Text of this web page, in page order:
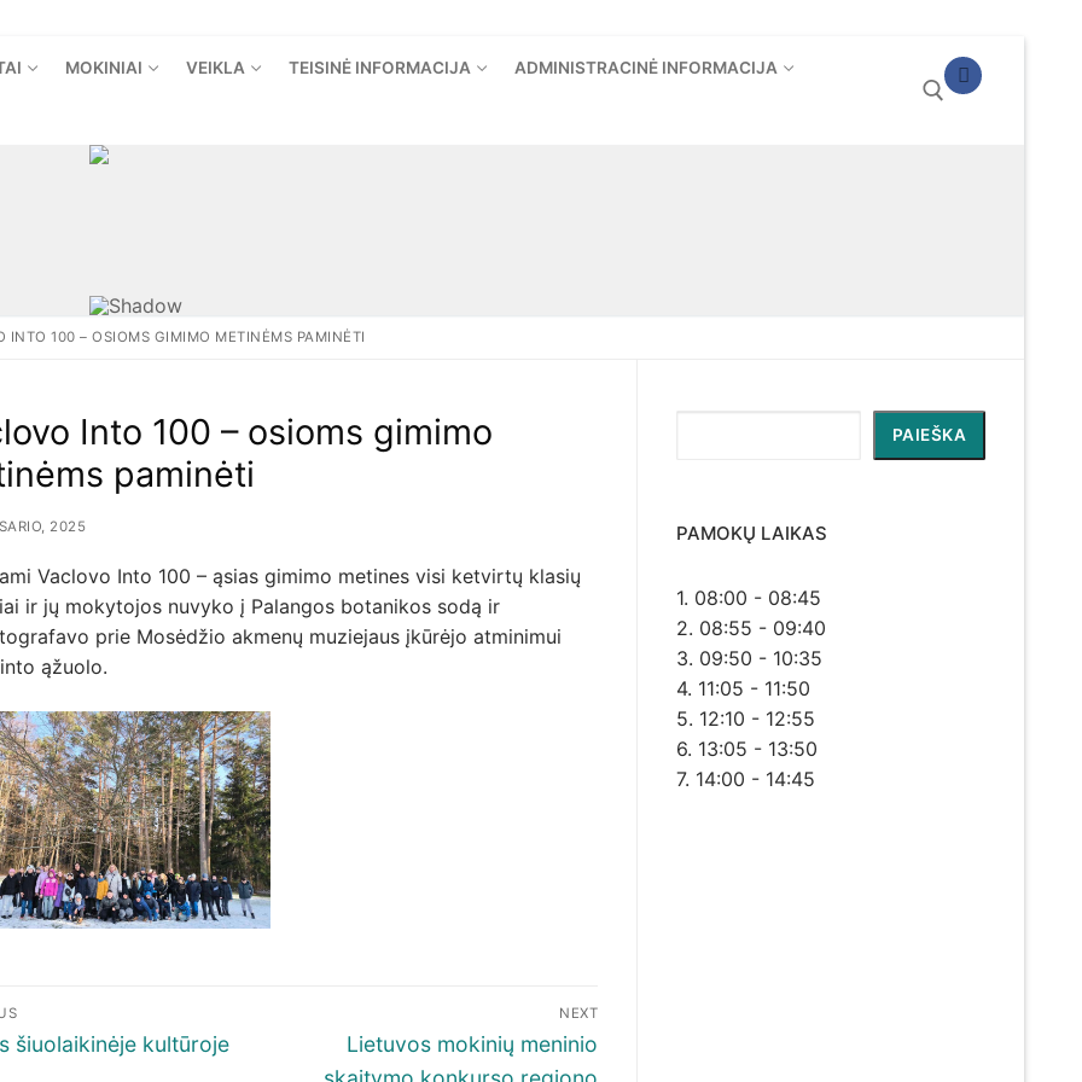
MOKINIAI VEIKLA TEISINĖ INFORMACIJA ADMINISTRACINĖ INFORMACIJA
INTO 100 – OSIOMS GIMIMO METINĖMS PAMINĖTI
Into 100 – osioms gimimo
paminėti
2025
Vaclovo Into 100 – ąsias gimimo metines visi ketvirtų klasių
ir jų mokytojos nuvyko į Palangos botanikos sodą ir
prie Mosėdžio akmenų muziejaus įkūrėjo atminimui
ąžuolo.
šiuolaikinėje kultūroje
NEXT
Next
post:
Lietuvos mokinių meninio
PAIEŠKA
PAMOKŲ LAIKAS
1. 08:00 - 08:45
2. 08:55 - 09:40
3. 09:50 - 10:35
4. 11:05 - 11:50
5. 12:10 - 12:55
6. 13:05 - 13:50
7. 14:00 - 14:45